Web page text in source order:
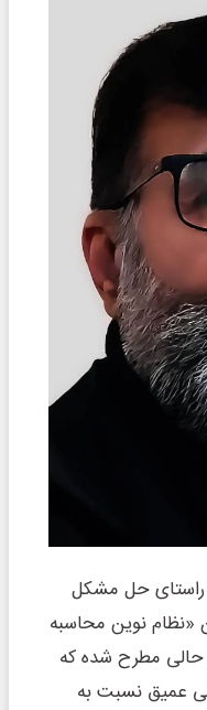
راستای حل مشکل
نوین محاسبه
حالی مطرح شده که
عمیق نسبت به